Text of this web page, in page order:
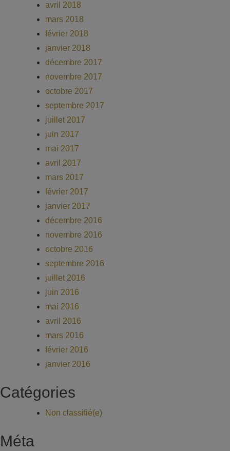
avril 2018
mars 2018
février 2018
janvier 2018
décembre 2017
novembre 2017
octobre 2017
septembre 2017
juillet 2017
juin 2017
mai 2017
avril 2017
mars 2017
février 2017
janvier 2017
décembre 2016
novembre 2016
octobre 2016
septembre 2016
juillet 2016
juin 2016
mai 2016
avril 2016
mars 2016
février 2016
janvier 2016
Catégories
Non classifié(e)
Méta